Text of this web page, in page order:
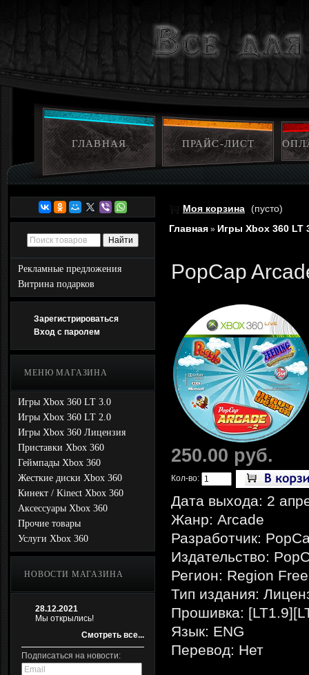
ГЛАВНАЯ ПРАЙС-ЛИСТ
Рекламные предложения
Витрина подарков
Зарегистрироваться
Вход с паролем
МЕНЮ МАГАЗИНА
Игры Xbox 360 LT 3.0
Игры Xbox 360 LT 2.0
Игры Xbox 360 Лицензия
Приставки Xbox 360
Геймпады Xbox 360
Жесткие диски Xbox 360
Кинект / Kinect Xbox 360
Аксессуары Xbox 360
Прочие товары
Услуги Xbox 360
НОВОСТИ МАГАЗИНА
28.12.2021
Мы открылись!
Смотреть все...
Подписаться на новости:
Моя корзина (пусто)
Главная » Игры Xbox 360 LT
PopCap
250.00 руб.
Кол-во:
Дата выхода: 2
Жанр: Arcade
Разработчик:
Издательство:
Регион: Region Free
Тип издания:
Прошивка:
Язык: ENG
Перевод: Нет